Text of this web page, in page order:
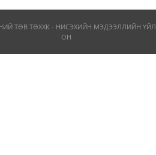
ТӨВ ТӨХХК - НИСЭХИЙН МЭДЭЭЛЛИЙН
ОН